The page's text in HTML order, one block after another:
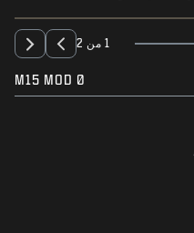
1 من 2
M15 MOD 0